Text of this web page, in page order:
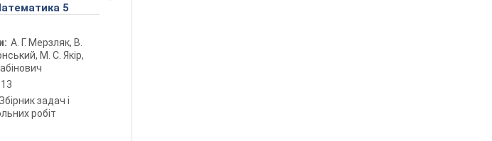
5
А. Г. Мерзляк, В.
М. С. Якір,
задач і
робіт